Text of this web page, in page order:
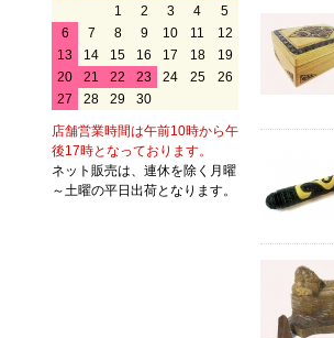
1 2 3 4
5
6
7 8 9 10 11
12
13
14 15 16 17 18
19
20
21 22 23 24 25
26
27
28 29 30
店舗営業時間は午前10時から午
後17時となっております。
ネット販売は、連休を除く月曜
～土曜の平日出荷となります。